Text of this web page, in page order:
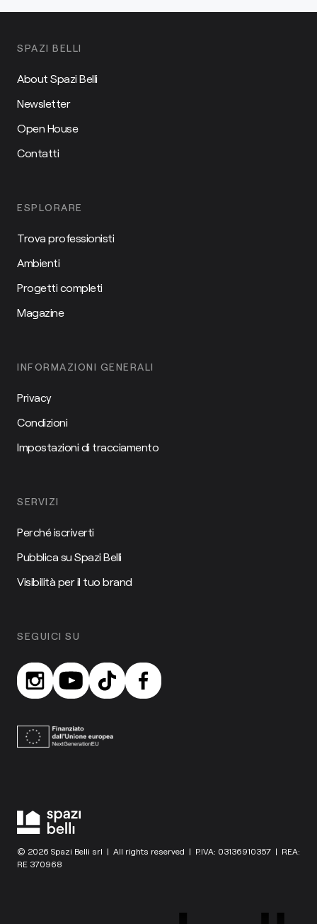
SPAZI BELLI
About Spazi Belli
Newsletter
Open House
Contatti
ESPLORARE
Trova professionisti
Ambienti
Progetti completi
Magazine
INFORMAZIONI GENERALI
Privacy
Condizioni
Impostazioni di tracciamento
SERVIZI
Perché iscriverti
Pubblica su Spazi Belli
Visibilità per il tuo brand
SEGUICI SU
© 2026 Spazi Belli srl | All rights reserved | P.IVA: 03136910357 | REA:
RE 370968